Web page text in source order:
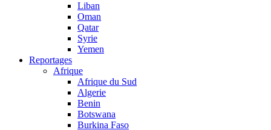
Liban
Oman
Qatar
Syrie
Yemen
Reportages
Afrique
Afrique du Sud
Algerie
Benin
Botswana
Burkina Faso